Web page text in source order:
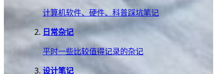
计算机软件、硬件、科普踩坑笔记
日常杂记
平时一些比较值得记录的杂记
设计笔记